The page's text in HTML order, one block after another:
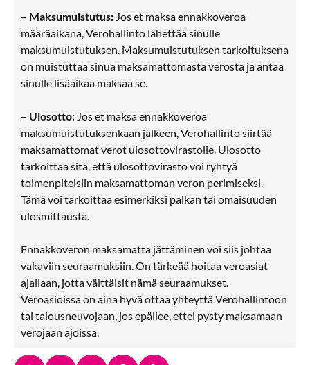
– Maksumuistutus: Jos et maksa ennakkoveroa
määräaikana, Verohallinto lähettää sinulle
maksumuistutuksen. Maksumuistutuksen tarkoituksena
on muistuttaa sinua maksamattomasta verosta ja antaa
sinulle lisäaikaa maksaa se.
– Ulosotto: Jos et maksa ennakkoveroa
maksumuistutuksenkaan jälkeen, Verohallinto siirtää
maksamattomat verot ulosottovirastolle. Ulosotto
tarkoittaa sitä, että ulosottovirasto voi ryhtyä
toimenpiteisiin maksamattoman veron perimiseksi.
Tämä voi tarkoittaa esimerkiksi palkan tai omaisuuden
ulosmittausta.
Ennakkoveron maksamatta jättäminen voi siis johtaa
vakaviin seuraamuksiin. On tärkeää hoitaa veroasiat
ajallaan, jotta välttäisit nämä seuraamukset.
Veroasioissa on aina hyvä ottaa yhteyttä Verohallintoon
tai talousneuvojaan, jos epäilee, ettei pysty maksamaan
verojaan ajoissa.